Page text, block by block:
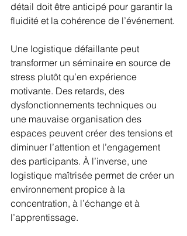
détail doit être anticipé pour garantir la
fluidité et la cohérence de l’événement.
Une logistique défaillante peut
transformer un séminaire en source de
stress plutôt qu’en expérience
motivante. Des retards, des
dysfonctionnements techniques ou
une mauvaise organisation des
espaces peuvent créer des tensions et
diminuer l’attention et l’engagement
des participants. À l’inverse, une
logistique maîtrisée permet de créer un
environnement propice à la
concentration, à l’échange et à
l’apprentissage.